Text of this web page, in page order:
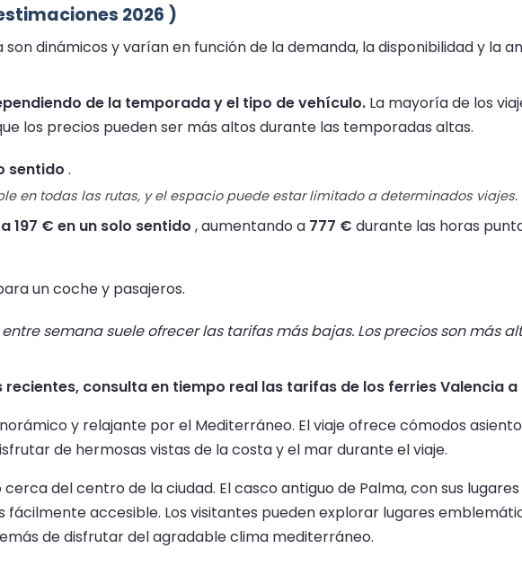
2026 )
dinámicos y varían en función de la demanda, la disponibilidad y la
de la temporada y el tipo de vehículo. La mayoría de los
los precios pueden ser más altos durante las temporadas altas.
sentido .
en todas las rutas, y el espacio puede estar limitado a determinados viajes.
197 € en un solo sentido , aumentando a 777 € durante las horas
un coche y pasajeros.
semana suele ofrecer las tarifas más bajas. Los precios son más
consulta en tiempo real las tarifas de los ferries Valencia a
y relajante por el Mediterráneo. El viaje ofrece cómodos
de hermosas vistas de la costa y el mar durante el viaje.
del centro de la ciudad. El casco antiguo de Palma, con sus
accesible. Los visitantes pueden explorar lugares
de disfrutar del agradable clima mediterráneo.